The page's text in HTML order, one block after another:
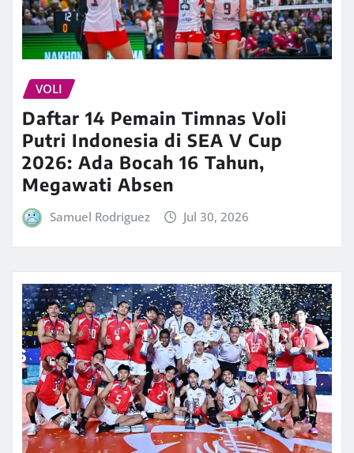
VOLI
Daftar 14 Pemain Timnas Voli
Putri Indonesia di SEA V Cup
2026: Ada Bocah 16 Tahun,
Megawati Absen
Samuel Rodriguez Jul 30, 2026